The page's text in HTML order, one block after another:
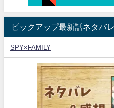
ピックアップ最新話ネタバレ
SPY×FAMILY